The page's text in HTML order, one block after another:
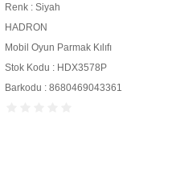
Renk : Siyah
HADRON
Mobil Oyun Parmak Kılıfı
Stok Kodu : HDX3578P
Barkodu : 8680469043361